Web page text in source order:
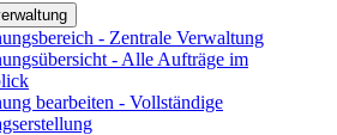
- Zentrale Verwaltung
- Alle Aufträge im
bearbeiten - Vollständige